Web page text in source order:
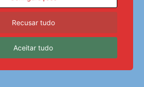
Real Madrid acerta contratação
recorde de Yan Diomande por € 135
Recusar tudo
Aceitar tudo